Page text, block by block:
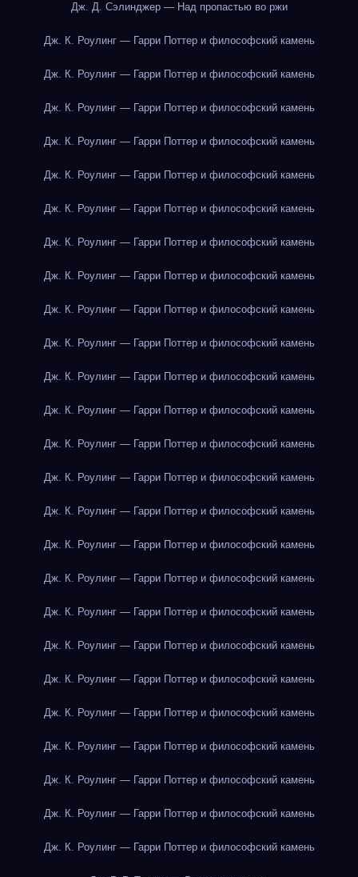
Дж. Д. Сэлинджер — Над пропастью во ржи
Дж. К. Роулинг — Гарри Поттер и философский камень
Дж. К. Роулинг — Гарри Поттер и философский камень
Дж. К. Роулинг — Гарри Поттер и философский камень
Дж. К. Роулинг — Гарри Поттер и философский камень
Дж. К. Роулинг — Гарри Поттер и философский камень
Дж. К. Роулинг — Гарри Поттер и философский камень
Дж. К. Роулинг — Гарри Поттер и философский камень
Дж. К. Роулинг — Гарри Поттер и философский камень
Дж. К. Роулинг — Гарри Поттер и философский камень
Дж. К. Роулинг — Гарри Поттер и философский камень
Дж. К. Роулинг — Гарри Поттер и философский камень
Дж. К. Роулинг — Гарри Поттер и философский камень
Дж. К. Роулинг — Гарри Поттер и философский камень
Дж. К. Роулинг — Гарри Поттер и философский камень
Дж. К. Роулинг — Гарри Поттер и философский камень
Дж. К. Роулинг — Гарри Поттер и философский камень
Дж. К. Роулинг — Гарри Поттер и философский камень
Дж. К. Роулинг — Гарри Поттер и философский камень
Дж. К. Роулинг — Гарри Поттер и философский камень
Дж. К. Роулинг — Гарри Поттер и философский камень
Дж. К. Роулинг — Гарри Поттер и философский камень
Дж. К. Роулинг — Гарри Поттер и философский камень
Дж. К. Роулинг — Гарри Поттер и философский камень
Дж. К. Роулинг — Гарри Поттер и философский камень
Дж. К. Роулинг — Гарри Поттер и философский камень